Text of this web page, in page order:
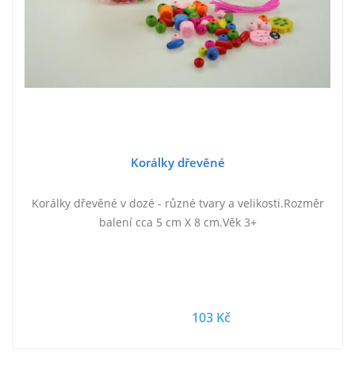
Korálky dřevěné
Korálky dřevěné v dozé - různé tvary a velikosti.Rozměr
balení cca 5 cm X 8 cm.Věk 3+
103 Kč